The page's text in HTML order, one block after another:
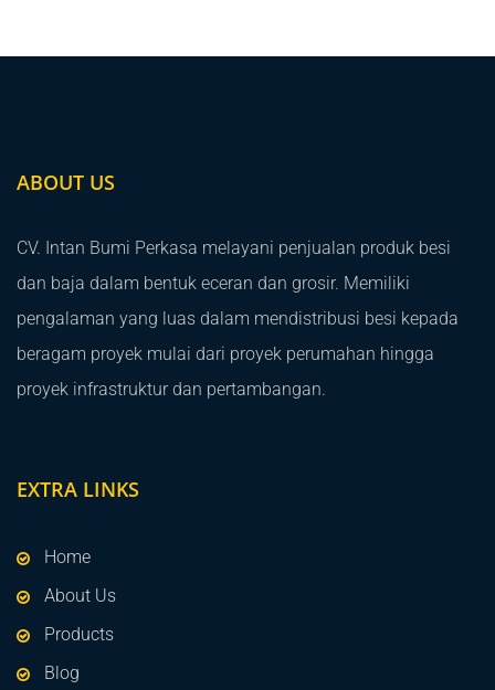
ABOUT US
CV. Intan Bumi Perkasa melayani penjualan produk besi
dan baja dalam bentuk eceran dan grosir. Memiliki
pengalaman yang luas dalam mendistribusi besi kepada
beragam proyek mulai dari proyek perumahan hingga
proyek infrastruktur dan pertambangan.
EXTRA LINKS
Home
About Us
Products
Blog